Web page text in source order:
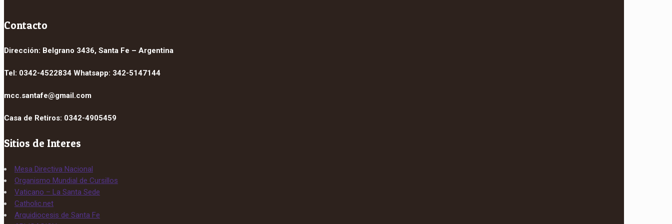
Contacto
Dirección: Belgrano 3436, Santa Fe – Argentina
Tel: 0342-4522834 Whatsapp: 342-5147144
mcc.santafe@gmail.com
Casa de Retiros: 0342-4905459
Sitios de Interes
Mesa Directiva Nacional
Organismo Mundial de Cursillos
Vaticano – La Santa Sede
Catholic.net
Arquidiocesis de Santa Fe